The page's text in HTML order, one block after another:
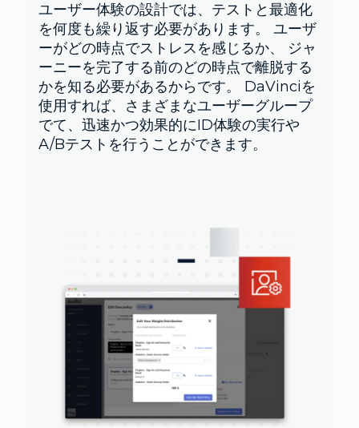
ユーザー体験の設計では、テストと最適化
を何度も繰り返す必要があります。 ユーザ
ーがどの時点でストレスを感じるか、 ジャ
ーニーを完了する前のどの時点で離脱する
かを知る必要があるからです。 DaVinciを
使用すれば、さまざまなユーザーグループ
でて、迅速かつ効果的にID体験の実行や
A/Bテストを行うことができます。